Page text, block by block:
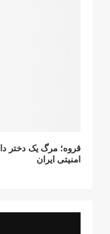
قروه؛ مرگ یک دختر
امنیتی ایران